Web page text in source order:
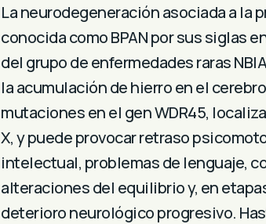
La neurodegeneración asociada a la
conocida como BPAN por sus siglas
del grupo de enfermedades raras
la acumulación de hierro en el
mutaciones en el gen WDR45,
X, y puede provocar retraso
intelectual, problemas de lenguaje,
alteraciones del equilibrio y, en
deterioro neurológico progresivo.